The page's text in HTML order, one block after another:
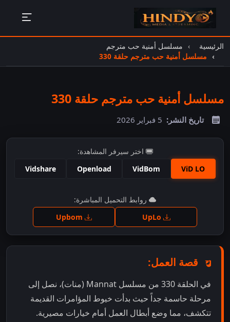
الرئيسية
مسلسل أمنية حب مترجم
مسلسل أمنية حب مترجم حلقة 330
مسلسل أمنية حب مترجم حلقة 330
تاريخ النشر: 5 فبراير 2026
اختر سيرفر المشاهدة:
ViD LO
VidBom
Openload
Vidshare
اضغط للمشاهدة
روابط التحميل المباشرة:
قصة العمل:
في الحلقة 330 من مسلسل Mannat (منات)، نصل إلى
مرحلة حاسمة جداً حيث بدأت خيوط المؤامرات القديمة
تتكشف، مما وضع أبطال العمل أمام خيارات مصيرية.